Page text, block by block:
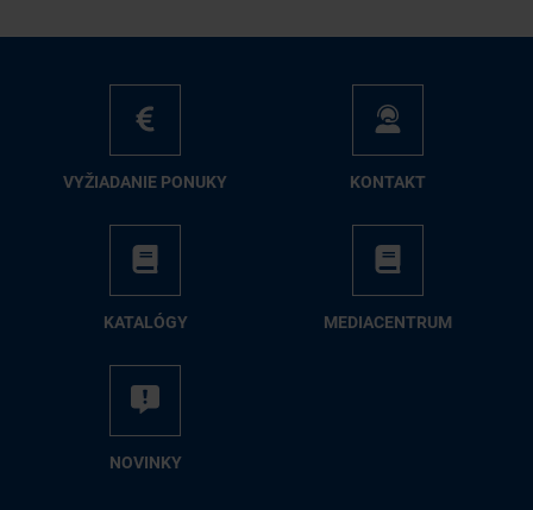
VY­ŽIA­DA­NIE PO­NU­KY KON­TAKT
KA­TA­LÓ­GY ME­DIA­CEN­TRUM
NO­VIN­KY